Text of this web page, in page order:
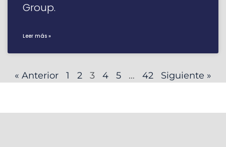
Group.
Leer más »
« Anterior 1 2 3 4 5 … 42 Siguiente »